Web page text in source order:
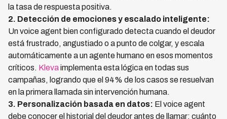
la tasa de respuesta positiva.
2. Detección de emociones y escalado inteligente:
Un voice agent bien configurado detecta cuando el deudor
está frustrado, angustiado o a punto de colgar, y escala
automáticamente a un agente humano en esos momentos
críticos. Klevaimplementa esta lógica en todas sus
campañas, logrando que el 94% de los casos se resuelvan
en la primera llamada sin intervención humana.
3. Personalización basada en datos: El voice agent
debe conocer el historial del deudor antes de llamar: cuánto